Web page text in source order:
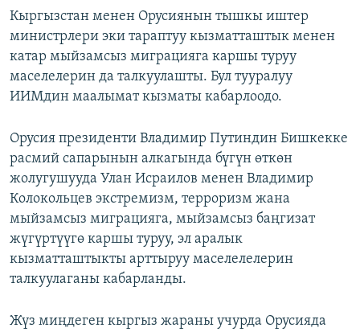
ДАНИСТЕ
ЭЖЕ-СИҢДИЛЕР
АЗАТТЫК+
ОНЛАЙН ШЕРИНЕ
ЭЕ/АРнун бардык сайттары
Кыргызстан менен Орусиянын тышкы иштер
министрлери эки тараптуу кызматташтык менен
катар мыйзамсыз миграцияга каршы туруу
маселелерин да талкуулашты. Бул тууралуу
ИИМдин маалымат кызматы кабарлоодо.
Орусия президенти Владимир Путиндин Бишкекке
расмий сапарынын алкагында бүгүн өткөн
жолугушууда Улан Исраилов менен Владимир
Колокольцев экстремизм, терроризм жана
мыйзамсыз миграцияга, мыйзамсыз баңгизат
жүгүртүүгө каршы туруу, эл аралык
кызматташтыкты арттыруу маселелелерин
талкуулаганы кабарланды.
Жүз миңдеген кыргыз жараны учурда Орусияда